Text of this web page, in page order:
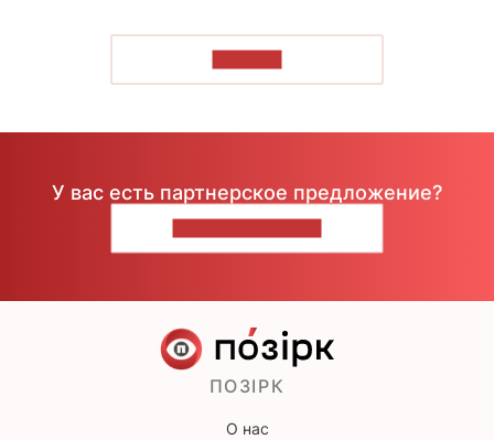
У вас есть партнерское предложение?
ПОЗІРК
О нас